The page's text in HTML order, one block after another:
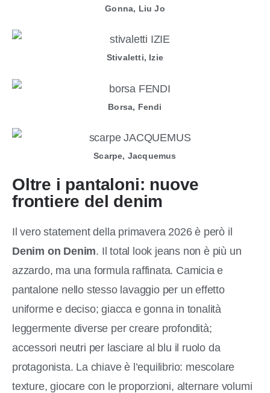
Gonna, Liu Jo
Stivaletti, Izie
Borsa, Fendi
Scarpe, Jacquemus
Oltre i pantaloni: nuove
frontiere del denim
Il vero statement della primavera 2026 è però il
Denim on Denim. Il total look jeans non è più un
azzardo, ma una formula raffinata. Camicia e
pantalone nello stesso lavaggio per un effetto
uniforme e deciso; giacca e gonna in tonalità
leggermente diverse per creare profondità;
accessori neutri per lasciare al blu il ruolo da
protagonista. La chiave è l’equilibrio: mescolare
texture, giocare con le proporzioni, alternare volumi